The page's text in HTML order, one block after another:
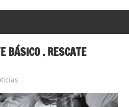
Extreme
Sports
BÁSICO . RESCATE